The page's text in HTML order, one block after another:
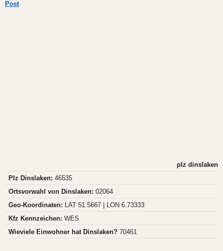
Post
plz dinslaken
Plz Dinslaken: 46535
Ortsvorwahl von Dinslaken: 02064
Geo-Koordinaten: LAT 51.5667 | LON 6.73333
Kfz Kennzeichen: WES
Wieviele Einwohner hat Dinslaken? 70461